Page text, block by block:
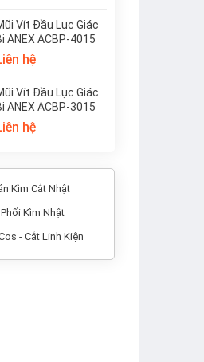
Vít Đầu Lục Giác
ANEX ACBP-4015
hệ
Vít Đầu Lục Giác
ANEX ACBP-3015
hệ
Kìm Cắt Nhật
Kìm Nhật
- Cắt Linh Kiện